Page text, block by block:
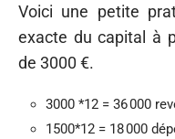
Voici une petite
exacte du capital à
de 3000 €.
3000 *12 = 36 000
1500*12 = 18 000